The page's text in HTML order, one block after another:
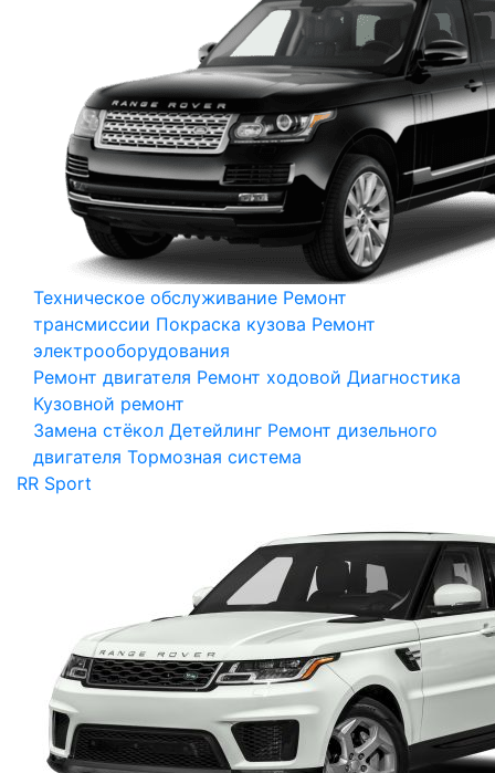
Техническое обслуживание Ремонт
трансмиссии Покраска кузова Ремонт
электрооборудования
Ремонт двигателя Ремонт ходовой Диагностика
Кузовной ремонт
Замена стёкол Детейлинг Ремонт дизельного
двигателя Тормозная система
RR Sport